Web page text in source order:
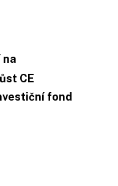
na
CE
fond